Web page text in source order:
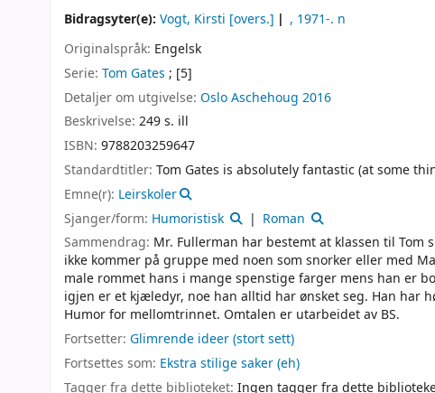
Bidragsyter(e): Vogt, Kirsti [overs.] , 1971-. n
Originalspråk: Engelsk
Serie: Tom Gates ; [5]
Detaljer om utgivelse: OsloAschehoug 2016
Beskrivelse: 249 s. ill
ISBN: 9788203259647
Standardtitler: Tom Gates is absolutely fantastic (at some
Emne(r): Leirskoler
Sjanger/form: Humoristisk
Roman
Sammendrag: Mr. Fullerman har bestemt at klassen til Tom
ikke kommer på gruppe med noen som snorker eller med
male rommet hans i mange spenstige farger mens han er
igjen er et kjæledyr, noe han alltid har ønsket seg. Han har
Humor for mellomtrinnet. Omtalen er utarbeidet av BS.
Fortsetter: Glimrende ideer (stort sett)
Fortsettes som: Ekstra stilige saker (eh)
Tagger fra dette biblioteket: Ingen tagger fra dette